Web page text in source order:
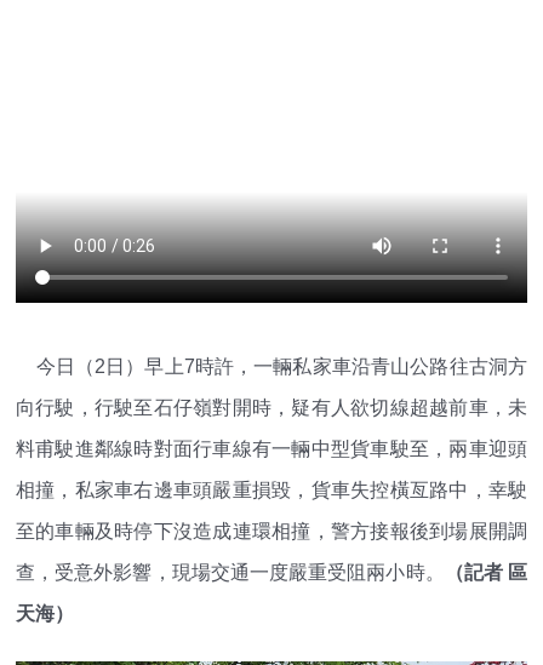
今日（2日）早上7時許，一輛私家車沿青山公路往古洞方
向行駛，行駛至石仔嶺對開時，疑有人欲切線超越前車，未
料甫駛進鄰線時對面行車線有一輛中型貨車駛至，兩車迎頭
相撞，私家車右邊車頭嚴重損毀，貨車失控橫亙路中，幸駛
至的車輛及時停下沒造成連環相撞，警方接報後到場展開調
查，受意外影響，現場交通一度嚴重受阻兩小時。
（記者 區
天海）